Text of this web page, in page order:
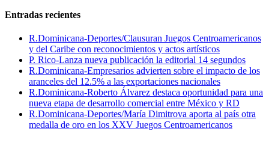
Entradas recientes
R.Dominicana-Deportes/Clausuran Juegos Centroamericanos
y del Caribe con reconocimientos y actos artísticos
P. Rico-Lanza nueva publicación la editorial 14 segundos
R.Dominicana-Empresarios advierten sobre el impacto de los
aranceles del 12.5% a las exportaciones nacionales
R.Dominicana-Roberto Álvarez destaca oportunidad para una
nueva etapa de desarrollo comercial entre México y RD
R.Dominicana-Deportes/María Dimitrova aporta al país otra
medalla de oro en los XXV Juegos Centroamericanos